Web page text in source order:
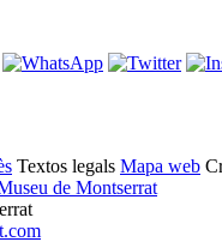
Textos legals Mapa web
de Montserrat